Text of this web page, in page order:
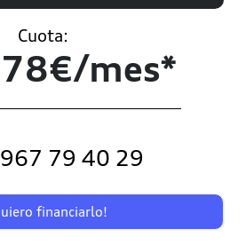
Cuota:
mes*
967 79 40 29
financiarlo!